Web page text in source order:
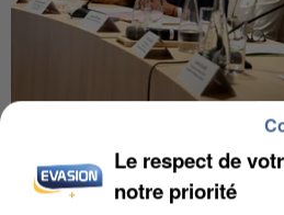
INCENDIES : L’ÎLE-DE-
DE SOLIDARITÉ AVEC LES...
Le respect de
notre priorité